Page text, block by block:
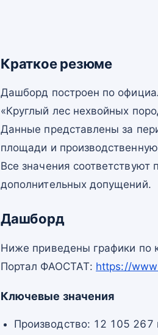
Краткое резюме
Дашборд построен по
«Круглый лес нехвойных
Данные представлены за
площади и
Все значения
дополнительных допущений.
Дашборд
Ниже приведены графики по
Портал ФАОСТАТ: https://
Ключевые значения
Производство: 12 105